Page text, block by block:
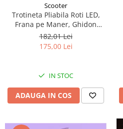
Scooter
Trotineta Pliabila Roti LED,
Frana pe Maner, Ghidon
Reglabil - Verde
182,01 Lei
175,00 Lei
IN STOC
ADAUGA IN COS